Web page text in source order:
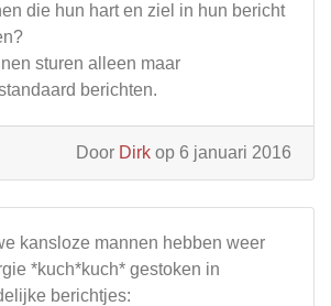
die hun hart en ziel in hun bericht
sturen alleen maar
berichten.
Door Dirk op 6 januari 2016
kansloze mannen hebben weer
*kuch*kuch* gestoken in
berichtjes: